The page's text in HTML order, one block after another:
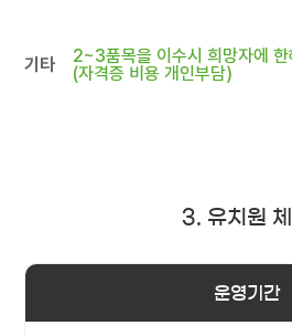
기타
2~3품목을 이수시 희망자에
(자격증 비용 개인부담)
3. 유치원
운영기간